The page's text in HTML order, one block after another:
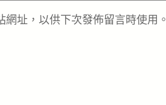
址，以供下次發佈留言時使用。